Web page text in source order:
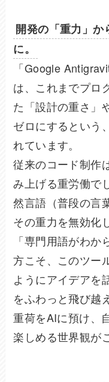
開発の「重力」か
に。
「Google
は、これまでプロ
た「設計の重さ」
ゼロにするという
れています。
従来のコード制作
み上げる重労働で
然言語（普段の言
その重力を無効化
「専門用語がわ
方こそ、このツー
ようにアイデアを
をふわっと飛び越
重荷をAIに預け、
楽しめる世界観が